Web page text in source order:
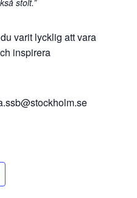
varit lycklig att vara
inspirera